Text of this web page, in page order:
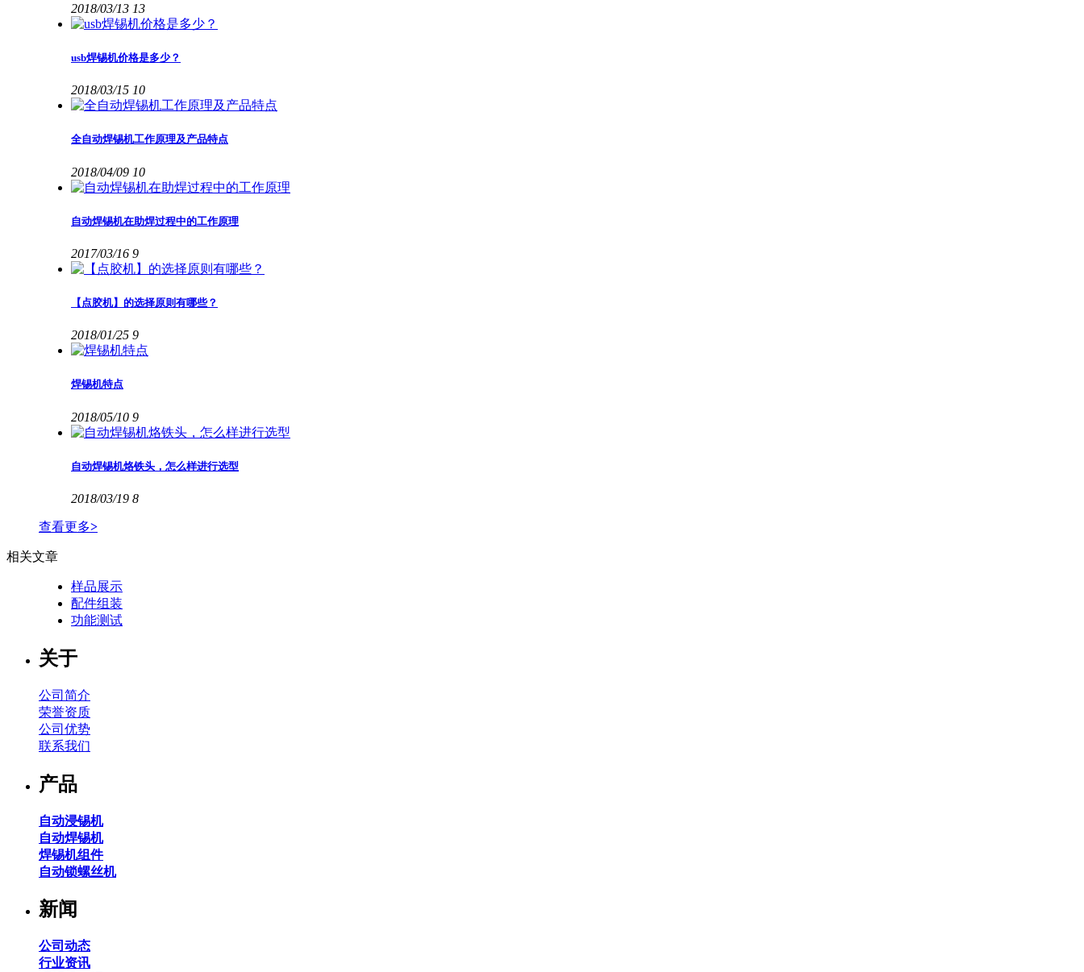
2018/03/13 13
usb焊锡机价格是多少？
2018/03/15 10
全自动焊锡机工作原理及产品特点
2018/04/09 10
自动焊锡机在助焊过程中的工作原理
2017/03/16 9
【点胶机】的选择原则有哪些？
2018/01/25 9
焊锡机特点
2018/05/10 9
自动焊锡机烙铁头，怎么样进行选型
2018/03/19 8
查看更多>
相关文章
样品展示
配件组装
功能测试
关于
公司简介
荣誉资质
公司优势
联系我们
产品
自动浸锡机
自动焊锡机
焊锡机组件
自动锁螺丝机
新闻
公司动态
行业资讯